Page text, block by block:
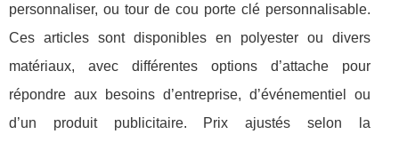
personnaliser, ou tour de cou porte clé personnalisable.
Ces articles sont disponibles en polyester ou divers
matériaux, avec différentes options d’attache pour
répondre aux besoins d’entreprise, d’événementiel ou
d’un produit publicitaire. Prix ajustés selon la